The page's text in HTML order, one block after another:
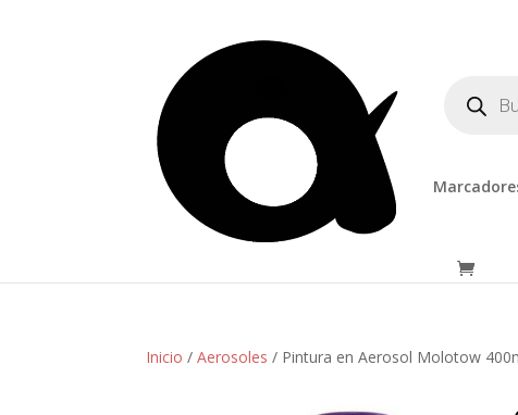
search
Inicio /Aerosoles / Pintura en Aerosol Molotow